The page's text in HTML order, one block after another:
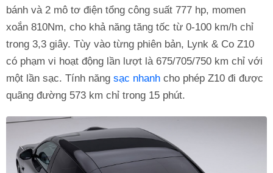
bánh và 2 mô tơ điện tổng công suất 777 hp, momen
xoắn 810Nm, cho khả năng tăng tốc từ 0-100 km/h chỉ
trong 3,3 giây. Tùy vào từng phiên bản, Lynk & Co Z10
có phạm vi hoạt động lần lượt là 675/705/750 km chỉ với
một lần sạc. Tính năng sạc nhanh cho phép Z10 đi được
quãng đường 573 km chỉ trong 15 phút.